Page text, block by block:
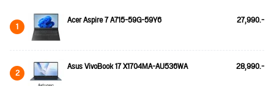
1 Acer Aspire 7 A715-59G-59Y6 27,990.-
2 Asus VivoBook 17 X1704MA-AU536WA 28,990.-